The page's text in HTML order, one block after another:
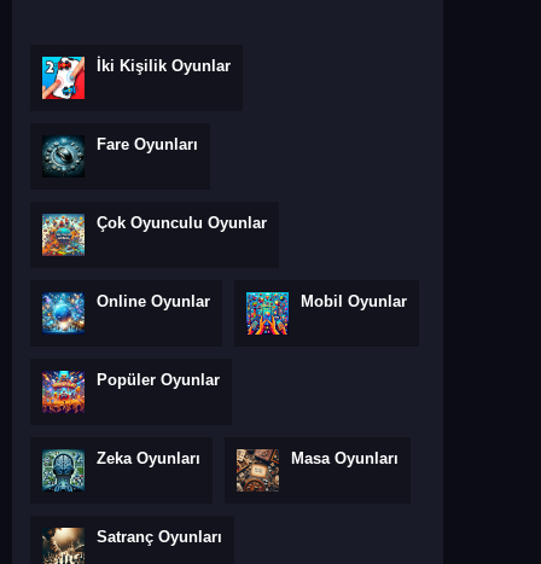
İki Kişilik Oyunlar
Fare Oyunları
Çok Oyunculu Oyunlar
Online Oyunlar Mobil Oyunlar
Popüler Oyunlar
Zeka Oyunları Masa Oyunları
Satranç Oyunları